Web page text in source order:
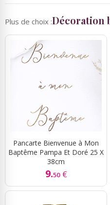
Plus de choix :Décoration
Pancarte Bienvenue à Mon
Baptême Pampa Et Doré 25 X
38cm
9.50 €